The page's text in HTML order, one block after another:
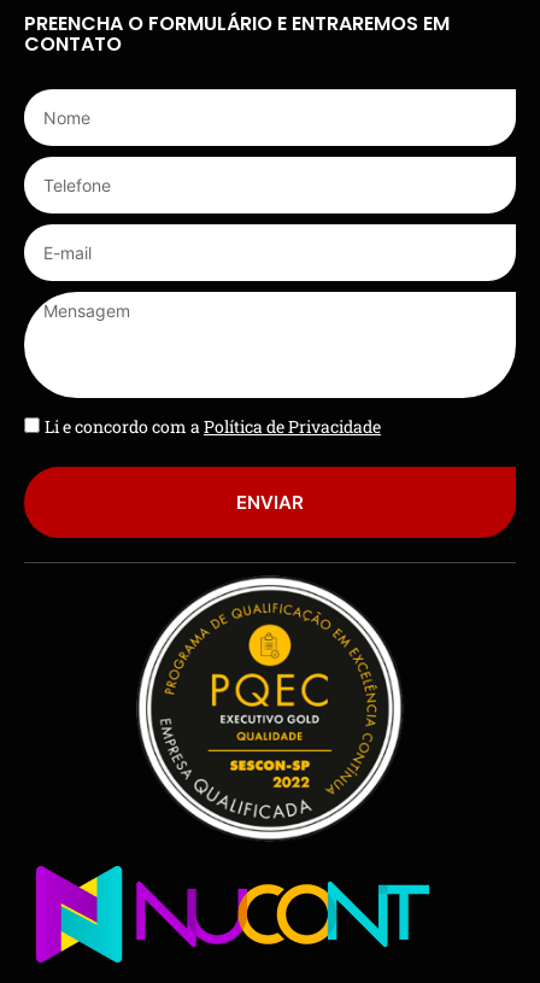
PREENCHA O FORMULÁRIO E ENTRAREMOS EM
CONTATO
Li e concordo com aPolítica de Privacidade
ENVIAR